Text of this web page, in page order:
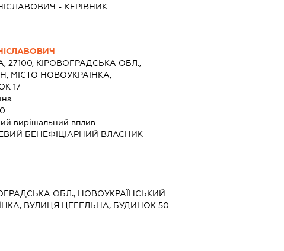
- КЕРІВНИК
27100, КІРОВОГРАДСЬКА ОБЛ.,
МІСТО НОВОУКРАЇНКА,
17
вирішальний вплив
БЕНЕФІЦІАРНИЙ ВЛАСНИК
ОБЛ., НОВОУКРАЇНСЬКИЙ
ВУЛИЦЯ ЦЕГЕЛЬНА, БУДИНОК 50